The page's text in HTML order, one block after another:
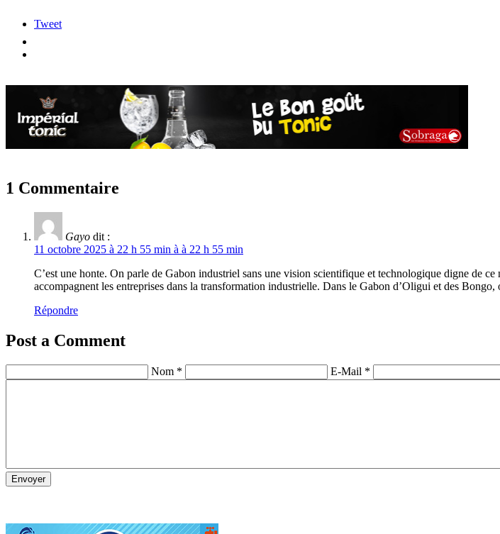
Tweet
1 Commentaire
Gayo dit :
11 octobre 2025 à 22 h 55 min à à 22 h 55 min
C’est une honte. On parle de Gabon industriel sans une vision scientifique et technologique digne de
accompagnent les entreprises dans la transformation industrielle. Dans le Gabon d’Oligui et des
Répondre
Post a Comment
Nom * E-Mail *